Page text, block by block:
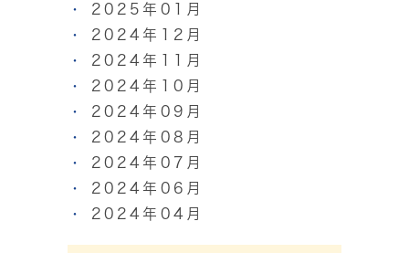
2025年01月
2024年12月
2024年11月
2024年10月
2024年09月
2024年08月
2024年07月
2024年06月
2024年04月